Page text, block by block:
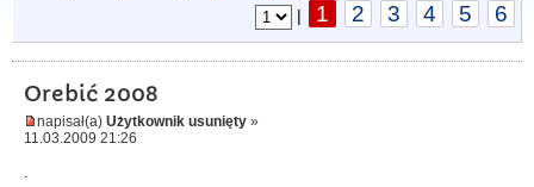
|
1 2 3 4 5 6
Orebić 2008
napisał(a) Użytkownik usunięty »
11.03.2009 21:26
.